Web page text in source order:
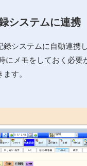
システムに連携
システムに自動連携
にメモをしておく必要
す。